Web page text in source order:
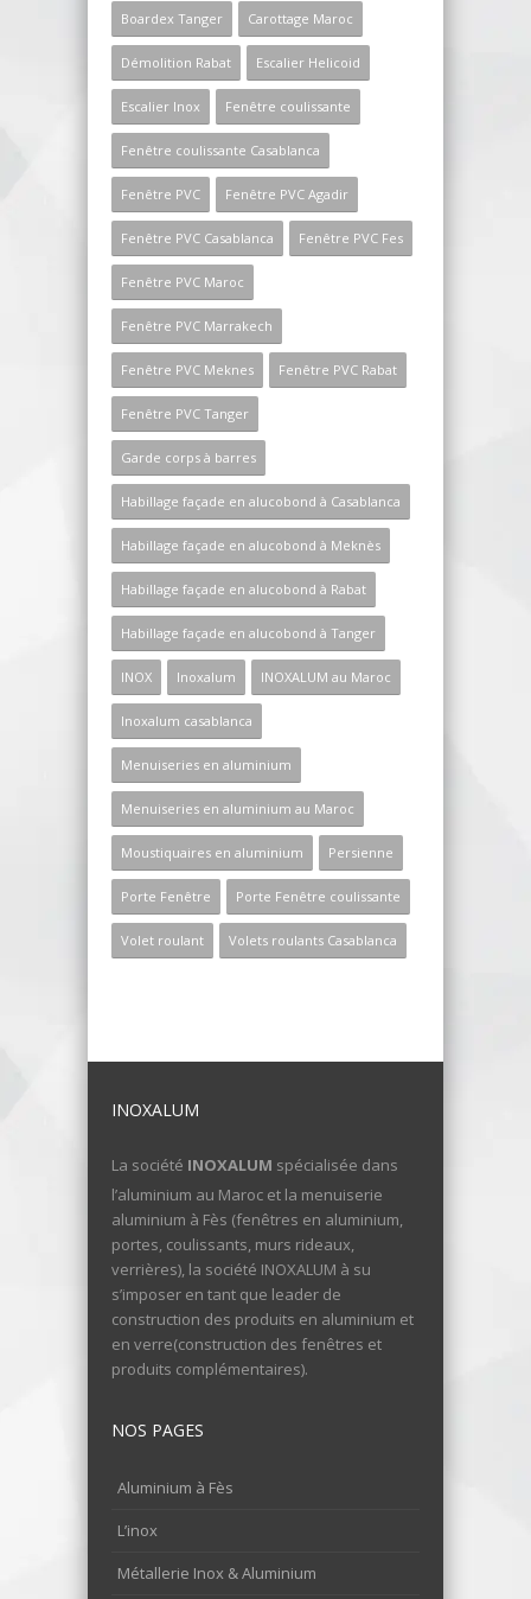
Boardex Tanger Carottage Maroc
Démolition Rabat Escalier Helicoid
Escalier Inox Fenêtre coulissante
Fenêtre coulissante Casablanca
Fenêtre PVC Fenêtre PVC Agadir
Fenêtre PVC Casablanca Fenêtre PVC Fes
Fenêtre PVC Maroc
Fenêtre PVC Marrakech
Fenêtre PVC Meknes Fenêtre PVC Rabat
Fenêtre PVC Tanger
Garde corps à barres
Habillage façade en alucobond à Casablanca
Habillage façade en alucobond à Meknès
Habillage façade en alucobond à Rabat
Habillage façade en alucobond à Tanger
INOX Inoxalum INOXALUM au Maroc
Inoxalum casablanca
Menuiseries en aluminium
Menuiseries en aluminium au Maroc
Moustiquaires en aluminium Persienne
Porte Fenêtre Porte Fenêtre coulissante
Volet roulant Volets roulants Casablanca
INOXALUM
La société INOXALUM spécialisée dans
l’aluminium au Maroc et la menuiserie
aluminium à Fès (fenêtres en aluminium,
portes, coulissants, murs rideaux,
verrières), la société INOXALUM à su
s’imposer en tant que leader de
construction des produits en aluminium et
en verre(construction des fenêtres et
produits complémentaires).
NOS PAGES
Aluminium à Fès
L’inox
Métallerie Inox & Aluminium